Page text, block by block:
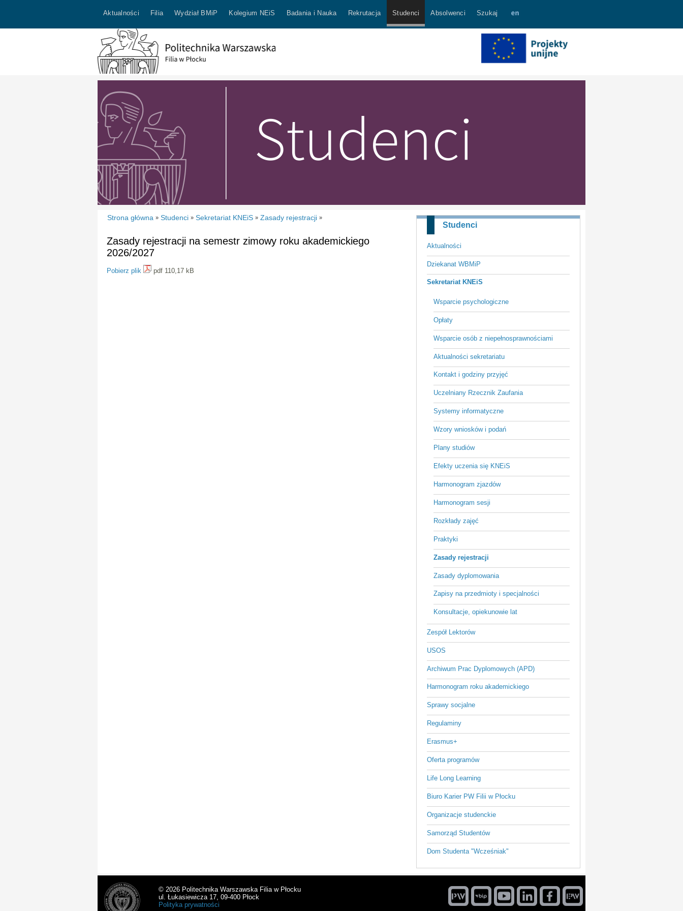
Aktualności Filia Wydział BMiP Kolegium NEiS Badania i Nauka Rekrutacja Studenci Absolwenci Szukaj
Studenci
Aktualności
Dziekanat WBMiP
Sekretariat KNEiS
Wsparcie psychologiczne
Opłaty
Wsparcie osób z niepełnosprawnościami
Aktualności sekretariatu
Kontakt i godziny przyjęć
Uczelniany Rzecznik Zaufania
Systemy informatyczne
Wzory wniosków i podań
Plany studiów
Efekty uczenia się KNEiS
Harmonogram zjazdów
Harmonogram sesji
Rozkłady zajęć
Praktyki
Zasady rejestracji
Zasady dyplomowania
Zapisy na przedmioty i specjalności
Konsultacje, opiekunowie lat
Zespół Lektorów
USOS
Archiwum Prac Dyplomowych (APD)
Harmonogram roku akademickiego
Sprawy socjalne
Regulaminy
Erasmus+
Oferta programów
Life Long Learning
Biuro Karier PW Filii w Płocku
Organizacje studenckie
Samorząd Studentów
Dom Studenta "Wcześniak"
Strona główna » Studenci » Sekretariat KNEiS » Zasady rejestracji »
Zasady rejestracji na semestr zimowy roku akademickiego
2026/2027
Pobierz plik pdf 110,17 kB
© 2026 Politechnika Warszawska Filia w Płocku
ul. Łukasiewicza 17, 09-400 Płock
Polityka prywatności